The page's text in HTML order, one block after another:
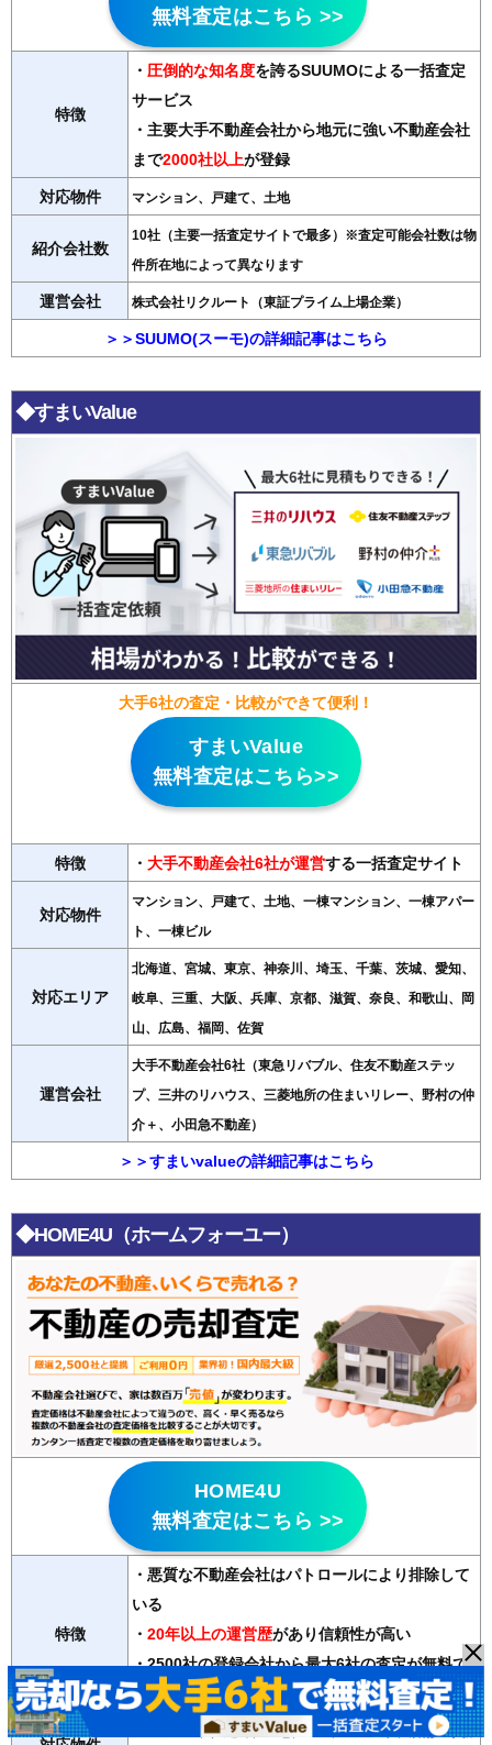
無料査定はこちら >>
特徴
・ 圧倒的な知名度を誇るSUUMOによる一括査定
サービス
・主要大手不動産会社から地元に強い不動産会社
まで2000社以上が登録
対応物件 マンション、戸建て、土地
紹介会社数
10社（主要一括査定サイトで最多）※査定可能会社数は物
件所在地によって異なります
運営会社 株式会社リクルート（東証プライム上場企業）
＞＞SUUMO(スーモ)の詳細記事はこちら
◆すまいValue
大手6社の査定・比較ができて便利！
すまいValue
無料査定はこちら>>
特徴 ・ 大手不動産会社6社が運営する一括査定サイト
対応物件
マンション、戸建て、土地、一棟マンション、一棟アパー
ト、一棟ビル
対応エリア
北海道、宮城、東京、神奈川、埼玉、千葉、茨城、愛知、
岐阜、三重、大阪、兵庫、京都、滋賀、奈良、和歌山、岡
山、広島、福岡、佐賀
運営会社
大手不動産会社6社（東急リバブル、住友不動産ステッ
プ、三井のリハウス、三菱地所の住まいリレー、野村の仲
介＋、小田急不動産）
＞＞すまいvalueの詳細記事はこちら
◆HOME4U（ホームフォーユー）
HOME4U
無料査定はこちら >>
特徴
・悪質な不動産会社はパトロールにより排除して
いる
・ 20年以上の運営歴があり信頼性が高い
・2500社の登録会社から最大6社の査定が無料で
受け取れる
マンション、戸建て、土地、ビル、アパート、店舗・事務